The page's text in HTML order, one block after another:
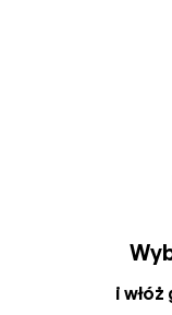
i